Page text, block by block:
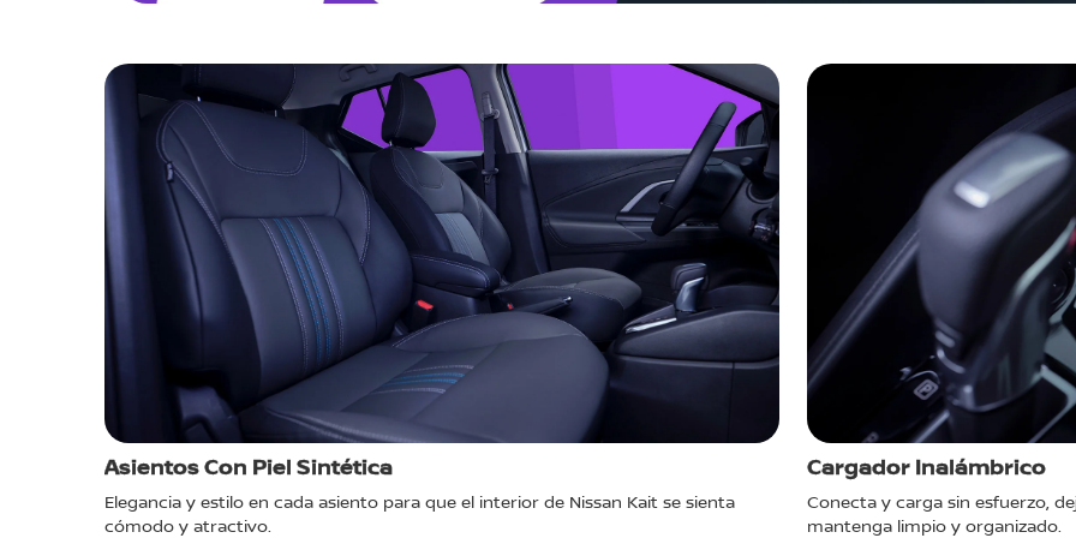
Asientos Con Piel Sintética
Elegancia y estilo en cada asiento para que el interior de Nissan Kait se sienta
cómodo y atractivo.
Cargador Inalámbrico
Conecta y carga sin esfuerzo,
mantenga limpio y organizado.